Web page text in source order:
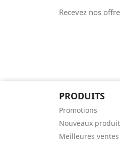
Recevez nos
PRODUITS
Promotions
Nouveaux
Meilleures ventes